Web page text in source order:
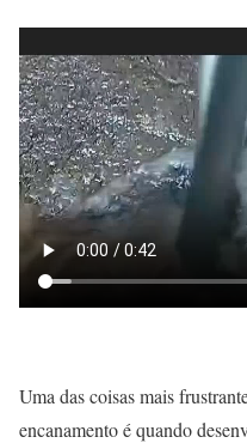
Uma das coisas mais
encanamento é quando